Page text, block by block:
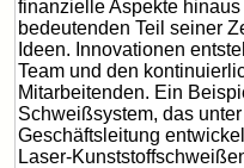
finanzielle Aspekte
bedeutenden Teil seiner
Ideen. Innovationen
Team und den
Mitarbeitenden. Ein
Schweißsystem, das
Geschäftsleitung
Laser-